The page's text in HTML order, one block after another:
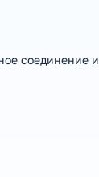
соединение и